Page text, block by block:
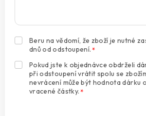
Beru na vědomí, že zboží je nutné
dnů od odstoupení.*
Pokud jste k objednávce obdrželi
při odstoupení vrátit spolu se
nevrácení může být hodnota dárku
vracené částky.*